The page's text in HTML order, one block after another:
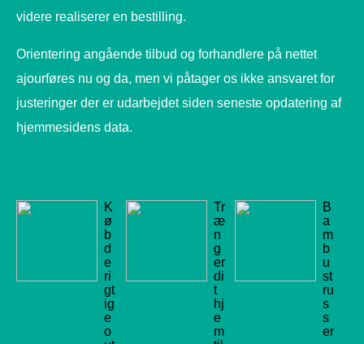
videre realiserer en bestilling.
Orientering angående tilbud og forhandlere på nettet
ajourføres nu og da, men vi påtager os ikke ansvaret for
justeringer der er udarbejdet siden seneste opdatering af
hjemmesidens data.
K
ø
b
d
e
ri
gt
ig
e
o
Tr
æ
n
g
er
di
t
hj
e
m
B
a
m
b
u
st
ru
s
s
er